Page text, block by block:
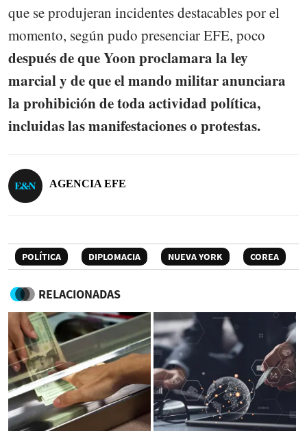
que se produjeran incidentes destacables por el
momento, según pudo presenciar EFE, poco
después de que Yoon proclamara la ley
marcial y de que el mando militar anunciara
la prohibición de toda actividad política,
incluidas las manifestaciones o protestas.
AGENCIA EFE
POLÍTICA DIPLOMACIA NUEVA YORK COREA
RELACIONADAS